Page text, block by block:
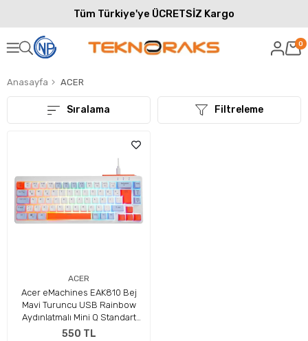
Tüm Türkiye'ye ÜCRETSİZ Kargo
0
Anasayfa ACER
Filtreleme
Sıralama
ACER
Acer eMachines EAK810 Bej
Mavi Turuncu USB Rainbow
Aydınlatmalı Mini Q Standart
Klavye
550 TL